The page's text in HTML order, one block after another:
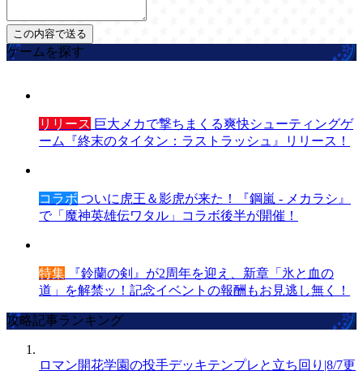
ゲームを探す
リリース 巨大メカで撃ちまくる爽快シューティングゲ
ーム『終末のタイタン：ラストラッシュ』リリース！
コラボ ついに虎王＆影虎が来た！『鋼嵐 - メカラシ』
で「魔神英雄伝ワタル」コラボ後半が開催！
特集 『鈴蘭の剣』が2周年を迎え、新章「氷と血の
道」を解禁ッ！記念イベントの報酬もお見逃し無く！
攻略記事ランキング
ロマン開花学園の投手デッキテンプレと立ち回り|8/7更